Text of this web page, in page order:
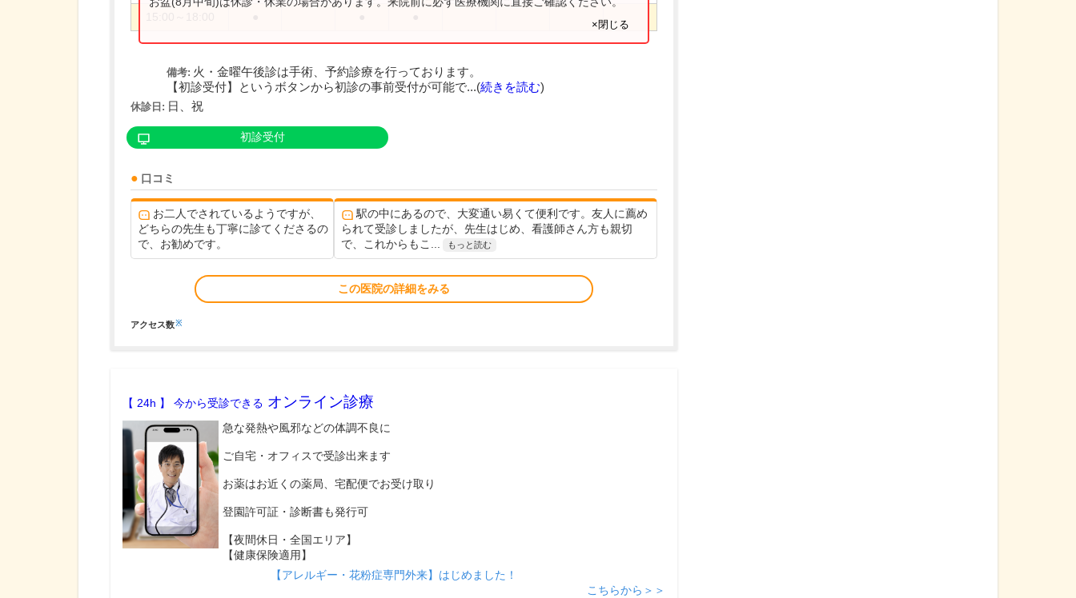
×閉じる
備考: 火・金曜午後診は手術、予約診療を行っております。
【初診受付】というボタンから初診の事前受付が可能で...(続きを読む)
休診日: 日、祝
初診受付
口コミ
お二人でされているようですが、
どちらの先生も丁寧に診てくださるの
で、お勧めです。
駅の中にあるので、大変通い易くて便利です。友人に薦め
られて受診しましたが、先生はじめ、看護師さん方も親切
で、これからもこ...
もっと読む
この医院の詳細をみる
アクセス数※
【 24h 】 今から受診できる オンライン診療
急な発熱や風邪などの体調不良に
ご自宅・オフィスで受診出来ます
お薬はお近くの薬局、宅配便でお受け取り
登園許可証・診断書も発行可
【夜間休日・全国エリア】
【健康保険適用】
【アレルギー・花粉症専門外来】はじめました！
こちらから＞＞